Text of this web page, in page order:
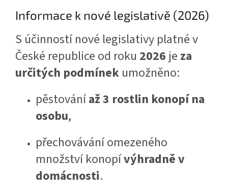
Informace k nové legislativě (2026)
S účinností nové legislativy platné v
České republice od roku 2026 je za
určitých podmínek umožněno:
pěstováníaž 3 rostlin konopí na
osobu,
přechovávání omezeného
množství konopívýhradně v
domácnosti.